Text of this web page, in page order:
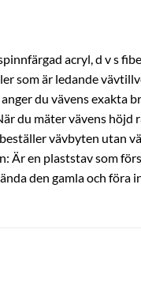
acryl, d v s
som är ledande
du vävens exakta
du mäter vävens höjd
vävbyten utan
Är en plaststav som
den gamla och föra